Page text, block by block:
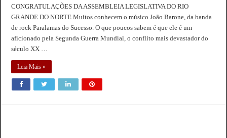
CONGRATULAÇÕES DA ASSEMBLEIA LEGISLATIVA DO RIO
GRANDE DO NORTE Muitos conhecem o músico João Barone, da banda
de rock Paralamas do Sucesso. O que poucos sabem é que ele é um
aficionado pela Segunda Guerra Mundial, o conflito mais devastador do
século XX …
Leia Mais »